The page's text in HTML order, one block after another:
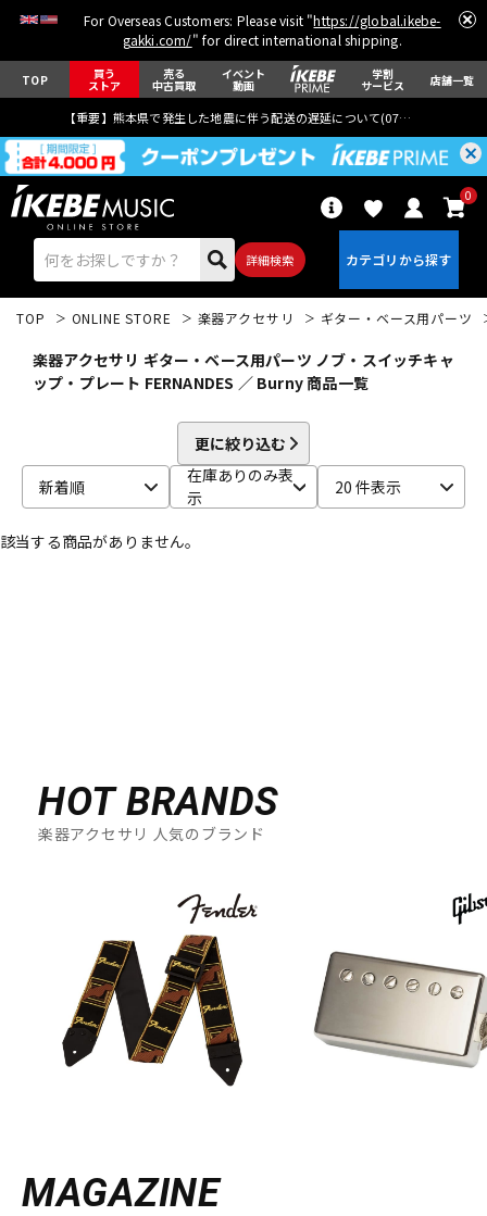
For Overseas Customers: Please visit "https://global.ikebe-
gakki.com/" for direct international shipping.
TOP 買う
ストア
売る
中古買取
イベント
動画
学割
サービス 店舗一覧
【重要】熊本県で発生した地震に伴う配送の遅延について(07月29日
詳細検索
0
アンプ
DTM オンライン納品 レコーディング機器
配信/ライブ機器
TOP ONLINE STORE 楽器アクセサリ ギター・ベース用パーツ
楽器アクセサリ ギター・ベース用パーツ ノブ・スイッチキャ
ップ・プレート FERNANDES ／ Burny 商品一覧
更に絞り込む
新着順
在庫ありのみ表
示
20 件表示
該当する商品がありません。
HOT BRANDS
楽器アクセサリ 人気のブランド
MAGAZINE